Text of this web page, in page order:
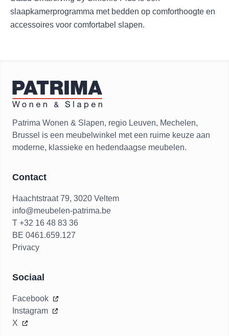
slaapkamerprogramma met bedden op comforthoogte en
accessoires voor comfortabel slapen.
Patrima Wonen & Slapen, regio Leuven, Mechelen,
Brussel is een meubelwinkel met een ruime keuze aan
moderne, klassieke en hedendaagse meubelen.
Contact
Haachtstraat 79, 3020 Veltem
info@meubelen-patrima.be
T +32 16 48 83 36
BE 0461.659.127
Privacy
Sociaal
Facebook
Instagram
X